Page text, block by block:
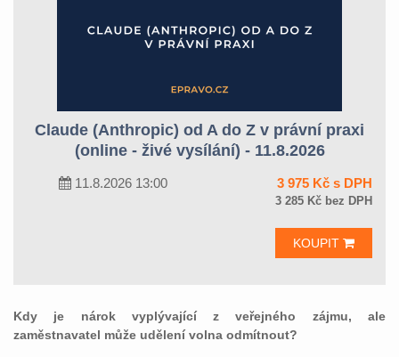
Claude (Anthropic) od A do Z v právní praxi
(online - živé vysílání) - 11.8.2026
11.8.2026 13:00 3 975 Kč s DPH
3 285 Kč bez DPH
KOUPIT
Kdy je nárok vyplývající z veřejného zájmu, ale
zaměstnavatel může udělení volna odmítnout?